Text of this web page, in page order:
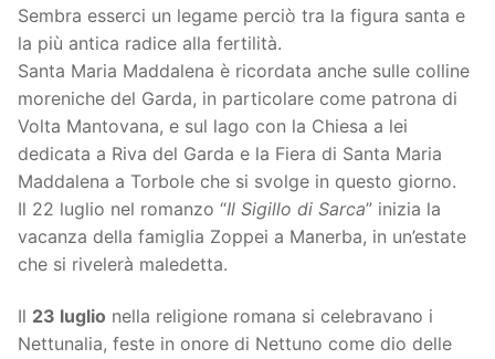
Sembra esserci un legame perciò tra la figura santa e
la più antica radice alla fertilità.
Santa Maria Maddalena è ricordata anche sulle colline
moreniche del Garda, in particolare come patrona di
Volta Mantovana, e sul lago con la Chiesa a lei
dedicata a Riva del Garda e la Fiera di Santa Maria
Maddalena a Torbole che si svolge in questo giorno.
Il 22 luglio nel romanzo “Il Sigillo di Sarca” inizia la
vacanza della famiglia Zoppei a Manerba, in un’estate
che si rivelerà maledetta.
Il 23 luglio nella religione romana si celebravano i
Nettunalia, feste in onore di Nettuno come dio delle